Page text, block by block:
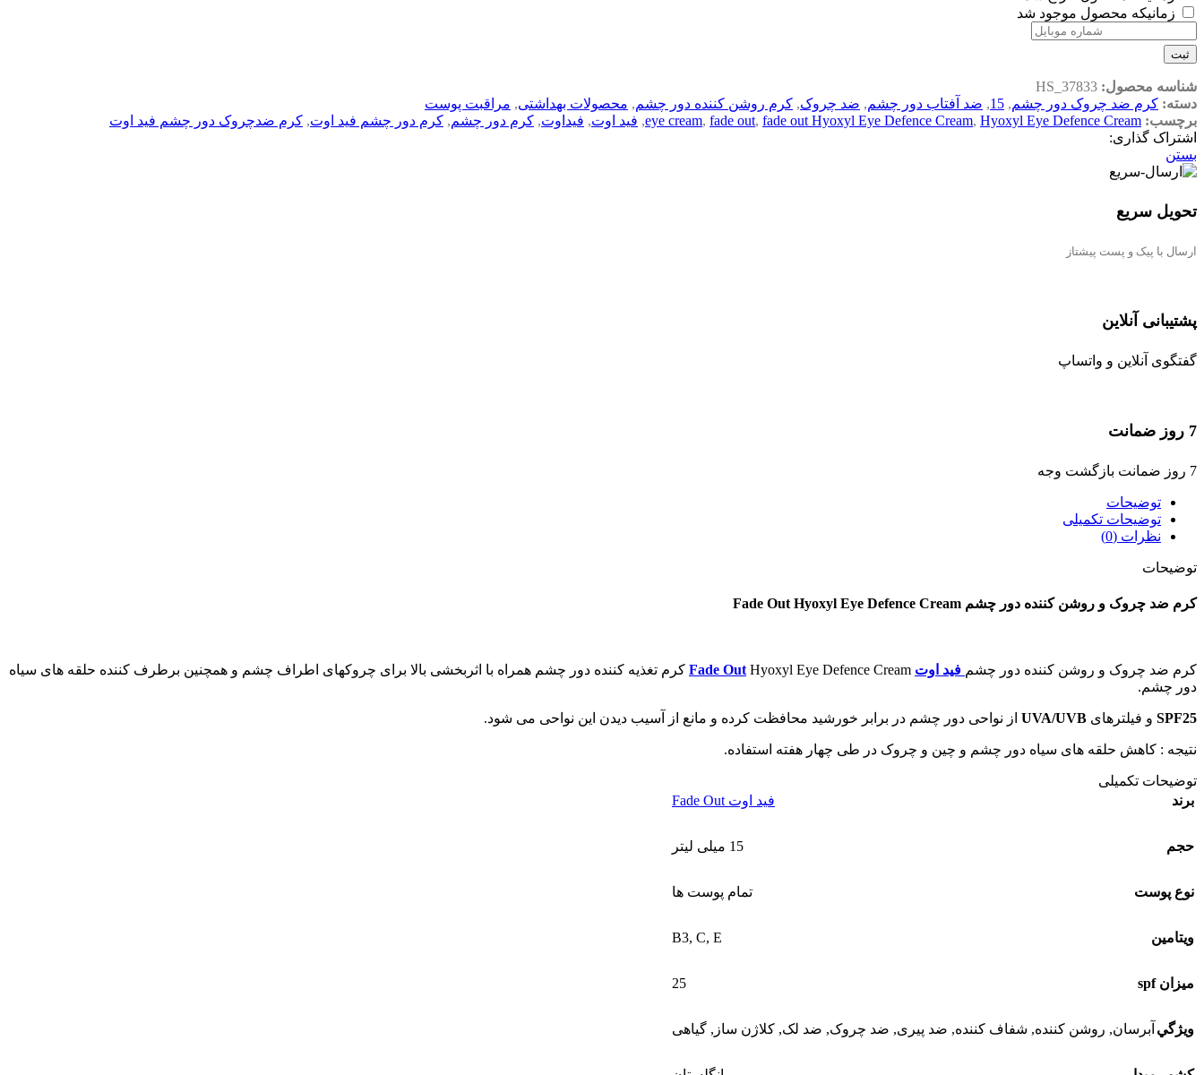
زمانیکه محصول موجود شد
ثبت
شناسه محصول: HS_37833
دسته: کرم ضد چروک دور چشم,
15
, ضد آفتاب دور چشم, ضد چروک, کرم روشن کننده دور چشم, محصولات بهداشتی, مراقبت پوست
برچسب:
eye cream, fade out, fade out Hyoxyl Eye Defence Cream, Hyoxyl Eye Defence Cream
, فید اوت, فیداوت, کرم دور چشم, کرم دور چشم فید اوت, کرم ضدچروک دور چشم فید اوت
اشتراک گذاری:
بستن
تحویل سریع
ارسال با پیک و پست پیشتاز
پشتیبانی آنلاین
گفتگوی آنلاین و واتساپ
7 روز ضمانت
7 روز ضمانت بازگشت وجه
توضیحات
توضیحات تکمیلی
نظرات (0)
توضیحات
کرم ضد چروک و روشن کننده دور چشم Fade Out Hyoxyl Eye Defence Cream
کرم ضد چروک و روشن کننده دور چشم فید اوت Fade Out Hyoxyl Eye Defence Cream کرم تغذیه کننده دور چشم ھمراه با اثربخشی بالا برای چروکھای اطراف چشم و ھمچنین برطرف کننده حلقه ھای سیاه
دور چشم.
SPF25 و فیلترھای UVA/UVB از نواحی دور چشم در برابر خورشید محافظت کرده و مانع از آسیب دیدن این نواحی می شود.
نتیجه : کاھش حلقه ھای سیاه دور چشم و چین و چروک در طی چھار ھفته استفاده.
توضیحات تکمیلی
برند
فید اوت Fade Out
حجم 15 میلی لیتر
نوع پوست تمام پوست ها
ويتامين B3, C, E
ميزان spf 25
ويژگي آبرسان, روشن کننده, شفاف کننده, ضد پیری, ضد چروک, ضد لک, کلاژن ساز , گیاهی